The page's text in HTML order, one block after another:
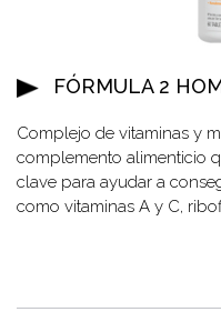
FÓRMULA 2
Complejo de vitaminas y
complemento alimenticio
clave para ayudar a
como vitaminas A y C,